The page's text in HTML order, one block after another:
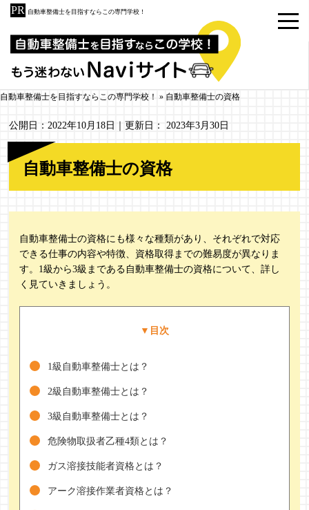
自動車整備士を目指すならこの専門学校！
自動車整備士を目指すならこの専門学校！ » 自動車整備士の資格
公開日：2022年10月18日 ｜更新日：2023年3月30日
自動車整備士の資格
自動車整備士の資格にも様々な種類があり、それぞれで対応
できる仕事の内容や特徴、資格取得までの難易度が異なりま
す。1級から3級まである自動車整備士の資格について、詳し
く見ていきましょう。
▼目次
1級自動車整備士とは？
2級自動車整備士とは？
3級自動車整備士とは？
危険物取扱者乙種4類とは？
ガス溶接技能者資格とは？
アーク溶接作業者資格とは？